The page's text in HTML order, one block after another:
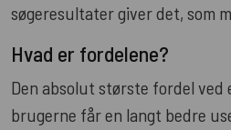
søgeresultater giver det, som
Hvad er fordelene?
Den absolut største fordel
brugerne får en langt bedre